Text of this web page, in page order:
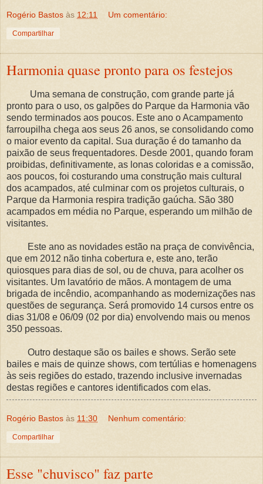
Rogério Bastos às 12:11 Um comentário:
Compartilhar
Harmonia quase pronto para os festejos
Uma semana de construção, com grande parte já
pronto para o uso, os galpões do Parque da Harmonia vão
sendo terminados aos poucos. Este ano o Acampamento
farroupilha chega aos seus 26 anos, se consolidando como
o maior evento da capital. Sua duração é do tamanho da
paixão de seus frequentadores. Desde 2001, quando foram
proibidas, definitivamente, as lonas coloridas e a comissão,
aos poucos, foi costurando uma construção mais cultural
dos acampados, até culminar com os projetos culturais, o
Parque da Harmonia respira tradição gaúcha. São 380
acampados em média no Parque, esperando um milhão de
visitantes.
Este ano as novidades estão na praça de convivência,
que em 2012 não tinha cobertura e, este ano, terão
quiosques para dias de sol, ou de chuva, para acolher os
visitantes. Um lavatório de mãos. A montagem de uma
brigada de incêndio, acompanhando as modernizações nas
questões de segurança. Será promovido 14 cursos entre os
dias 31/08 e 06/09 (02 por dia) envolvendo mais ou menos
350 pessoas.
Outro destaque são os bailes e shows. Serão sete
bailes e mais de quinze shows, com tertúlias e homenagens
às seis regiões do estado, trazendo inclusive invernadas
destas regiões e cantores identificados com elas.
Rogério Bastos às 11:30 Nenhum comentário:
Compartilhar
Esse "chuvisco" faz parte